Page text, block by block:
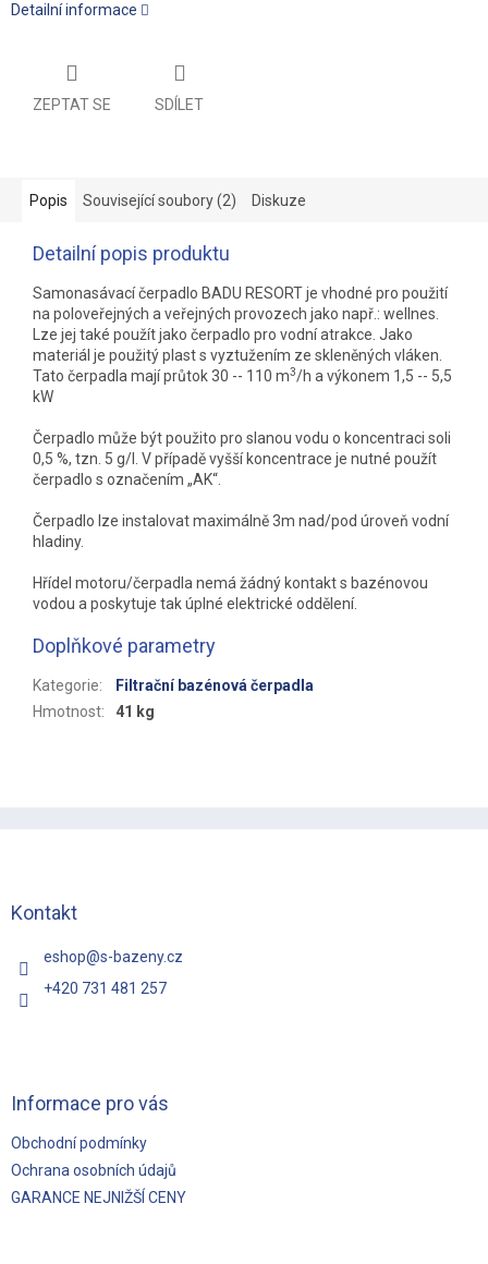
Detailní informace
ZEPTAT SE SDÍLET
Popis Související soubory (2) Diskuze
Detailní popis produktu
Samonasávací čerpadlo BADU RESORT je vhodné pro použití
na poloveřejných a veřejných provozech jako např.: wellnes.
Lze jej také použít jako čerpadlo pro vodní atrakce. Jako
materiál je použitý plast s vyztužením ze skleněných vláken.
Tato čerpadla mají průtok 30 -- 110 m3/h a výkonem 1,5 -- 5,5
kW
Čerpadlo může být použito pro slanou vodu o koncentraci soli
0,5 %, tzn. 5 g/l. V případě vyšší koncentrace je nutné použít
čerpadlo s označením „AK“.
Čerpadlo lze instalovat maximálně 3m nad/pod úroveň vodní
hladiny.
Hřídel motoru/čerpadla nemá žádný kontakt s bazénovou
vodou a poskytuje tak úplné elektrické oddělení.
Doplňkové parametry
Kategorie:
Filtrační bazénová čerpadla
Hmotnost: 41 kg
Kontakt
eshop@s-bazeny.cz
+420 731 481 257
Informace pro vás
Obchodní podmínky
Ochrana osobních údajů
GARANCE NEJNIŽŠÍ CENY